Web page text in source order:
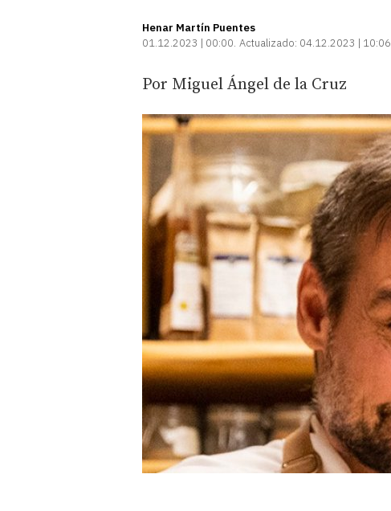
Henar Martín Puentes
01.12.2023 | 00:00 Actualizado: 04.12.2023 | 10:06
Por Miguel Ángel de la Cruz